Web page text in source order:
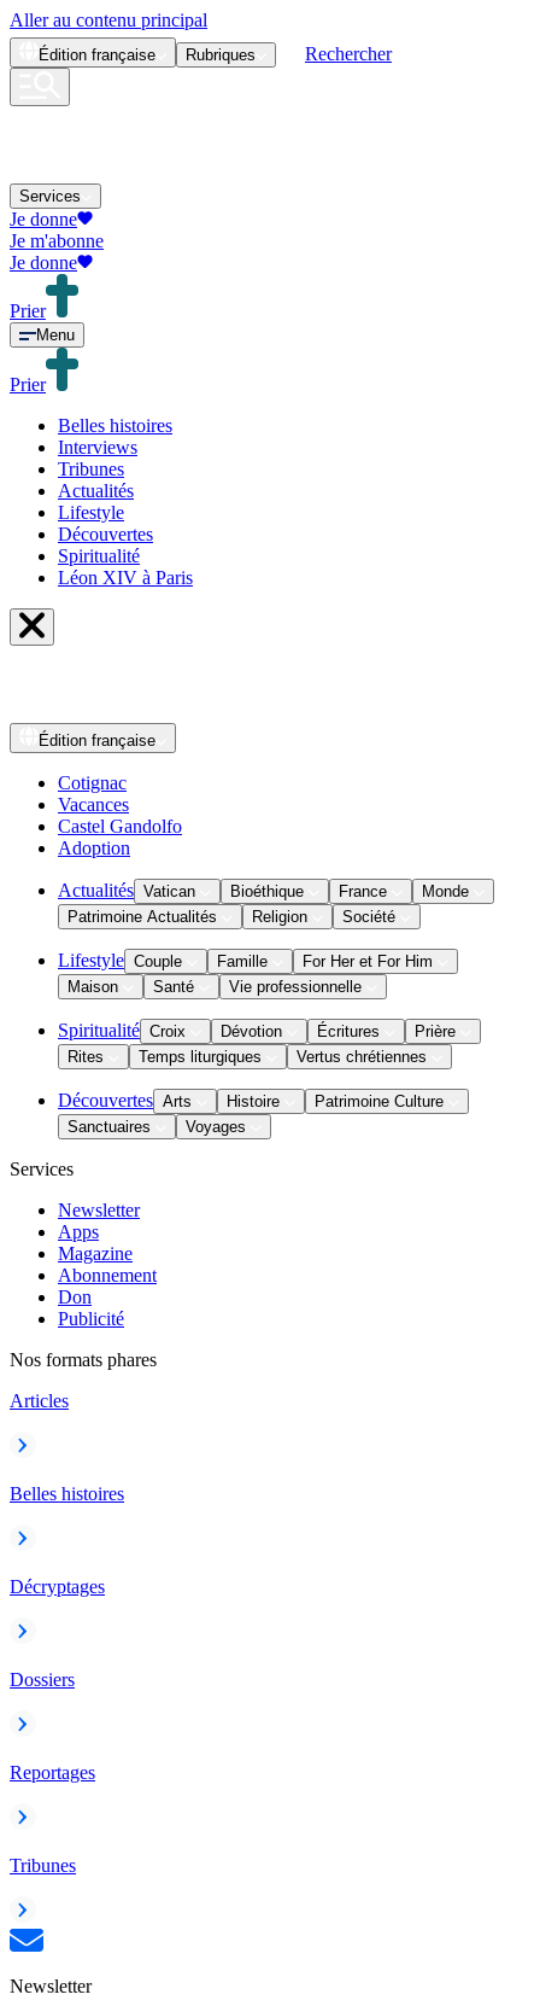
Aller au contenu principal
Édition française Rubriques Rechercher
Services
Je donne
Je m'abonne
Je donne
Prier
Menu
Prier
Belles histoires
Interviews
Tribunes
Actualités
Lifestyle
Découvertes
Spiritualité
Léon XIV à Paris
Édition française
Cotignac
Vacances
Castel Gandolfo
Adoption
Actualités Vatican Bioéthique France
Monde
Patrimoine Actualités
Religion Société
Lifestyle Couple Famille
For Her et For Him
Maison
Santé Vie professionnelle
Spiritualité Croix Dévotion Écritures
Prière
Rites
Temps liturgiques Vertus chrétiennes
Découvertes Arts Histoire
Patrimoine Culture
Sanctuaires
Voyages
Services
Newsletter
Apps
Magazine
Abonnement
Don
Publicité
Nos formats phares
Articles
Belles histoires
Décryptages
Dossiers
Reportages
Tribunes
Newsletter